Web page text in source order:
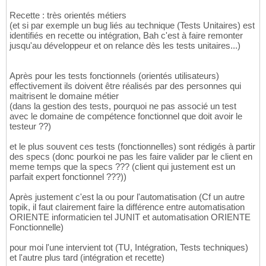
Recette : très orientés métiers
(et si par exemple un bug liés au technique (Tests Unitaires) est
identifiés en recette ou intégration, Bah c'est à faire remonter
jusqu'au développeur et on relance dès les tests unitaires...)
Après pour les tests fonctionnels (orientés utilisateurs)
effectivement ils doivent être réalisés par des personnes qui
maitrisent le domaine métier
(dans la gestion des tests, pourquoi ne pas associé un test
avec le domaine de compétence fonctionnel que doit avoir le
testeur ??)
et le plus souvent ces tests (fonctionnelles) sont rédigés à partir
des specs (donc pourkoi ne pas les faire valider par le client en
meme temps que la specs ??? (client qui justement est un
parfait expert fonctionnel ???))
Après justement c'est la ou pour l'automatisation (Cf un autre
topik, il faut clairement faire la différence entre automatisation
ORIENTE informaticien tel JUNIT et automatisation ORIENTE
Fonctionnelle)
pour moi l'une intervient tot (TU, Intégration, Tests techniques)
et l'autre plus tard (intégration et recette)